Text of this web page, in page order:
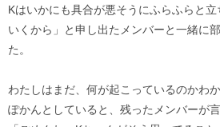
Kはいかにも具合が悪そうにふらふらと
いくから」と申し出たメンバーと一緒に
た。
わたしはまだ、何が起こっているのかわか
ぽかんとしていると、残ったメンバーが言